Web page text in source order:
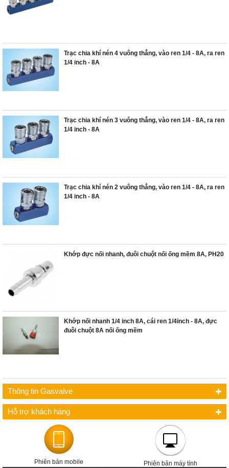
Trạc chia khí nén 4 vuông thẳng, vào ren 1/4 - 8A, ra ren
1/4 inch - 8A
Trạc chia khí nén 3 vuông thẳng, vào ren 1/4 - 8A, ra ren
1/4 inch - 8A
Trạc chia khí nén 2 vuông thẳng, vào ren 1/4 - 8A, ra ren
1/4 inch - 8A
Khớp đực nối nhanh, đuôi chuột nối ống mềm 8A, PH20
Khớp nối nhanh 1/4 inch 8A, cái ren 1/4inch - 8A, đực
đuôi chuột 8A nối ống mềm
Thông tin Gasvalve
Hỗ trợ khách hàng
Phiên bản mobile Phiên bản máy tính